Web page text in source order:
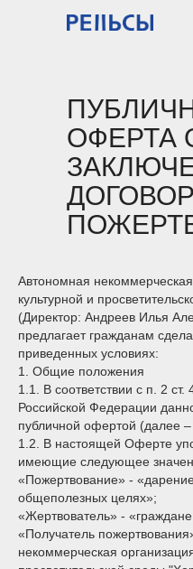
ОФЕРТА
Автономная
культурной и
(Директор: Андреев Илья
предлагает гражданам
приведенных условиях:
1. Общие положения
1.1. В соответствии с п. 2 ст.
Российской Федерации
публичной офертой (далее
1.2. В настоящей Оферте
имеющие следующее
«Пожертвование» -
общеполезных целях»;
«Жертвователь» -
«Получатель
некоммерческая